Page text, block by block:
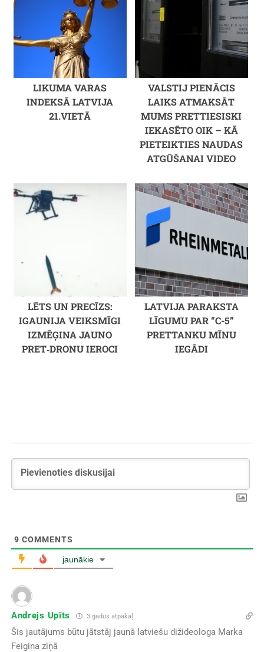
LIKUMA VARAS
INDEKSĀ LATVIJA
21.VIETĀ
VALSTIJ PIENĀCIS
LAIKS ATMAKSĀT
MUMS PRETTIESISKI
IEKASĒTO OIK – KĀ
PIETEIKTIES NAUDAS
ATGŪŠANAI VIDEO
LĒTS UN PRECĪZS:
IGAUNIJA VEIKSMĪGI
IZMĒĢINA JAUNO
PRET‑DRONU IEROCI
LATVIJA PARAKSTA
LĪGUMU PAR “C-5”
PRETTANKU MĪNU
IEGĀDI
9 COMMENTS
jaunākie
Andrejs Upīts 3 gadus atpakaļ
Šis jautājums būtu jātstāj jaunā latviešu dižideologa Marka
Feigina ziņā